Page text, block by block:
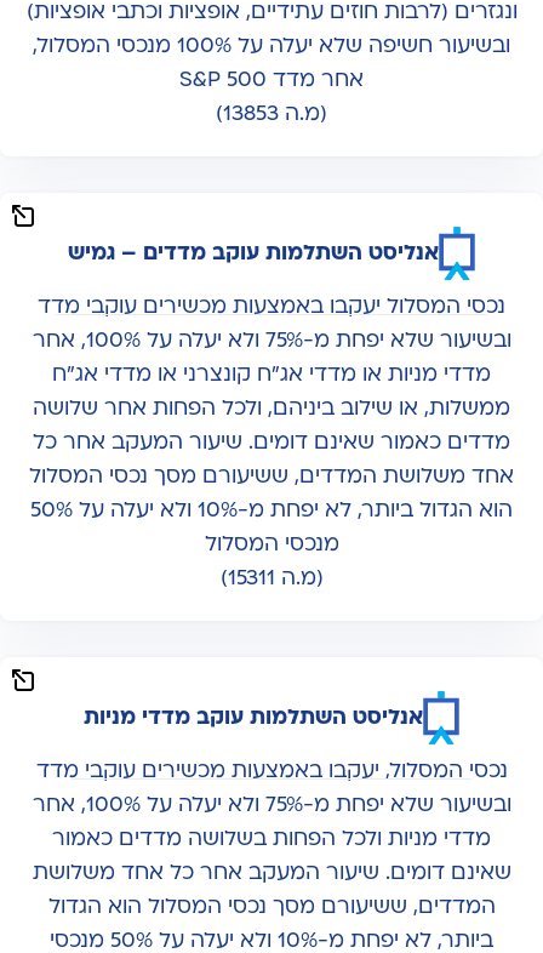
ונגזרים (לרבות חוזים עתידיים, אופציות וכתבי אופציות)
ובשיעור חשיפה שלא יעלה על 100% מנכסי המסלול,
אחר מדד 500 S&P
(מ.ה 13853)
אנליסט השתלמות עוקב מדדים – גמיש
נכסי המסלול יעקבו באמצעות מכשירים עוקבי מדד
ובשיעור שלא יפחת מ-75% ולא יעלה על 100%, אחר
מדדי מניות או מדדי אג"ח קונצרני או מדדי אג"ח
ממשלות, או שילוב ביניהם, ולכל הפחות אחר שלושה
מדדים כאמור שאינם דומים. שיעור המעקב אחר כל
אחד משלושת המדדים, ששיעורם מסך נכסי המסלול
הוא הגדול ביותר, לא יפחת מ-10% ולא יעלה על 50%
מנכסי המסלול
(מ.ה 15311)
אנליסט השתלמות עוקב מדדי מניות
נכסי המסלול, יעקבו באמצעות מכשירים עוקבי מדד
ובשיעור שלא יפחת מ-75% ולא יעלה על 100%, אחר
מדדי מניות ולכל הפחות בשלושה מדדים כאמור
שאינם דומים. שיעור המעקב אחר כל אחד משלושת
המדדים, ששיעורם מסך נכסי המסלול הוא הגדול
ביותר, לא יפחת מ-10% ולא יעלה על 50% מנכסי